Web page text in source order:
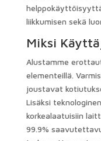
liikkumisen sekä
Miksi
Alustamme
elementeillä.
joustavat
Lisäksi
korkealaatuisiin
99.9%